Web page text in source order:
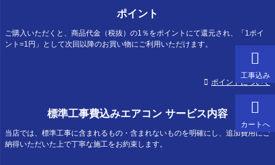
カートへ
工事込み
ポイント
ご購入いただくと、商品代金（税抜）の1％をポイントにて還元され、「1ポイ
ント=1円」として次回以降のお買い物にご利用いただけます。
ポイントについて
標準工事費込みエアコン サービス内容
当店では、標準工事に含まれるもの・含まれないものを明確にし、追加費用にご
納得いただいた上で丁寧な施工をお約束します。